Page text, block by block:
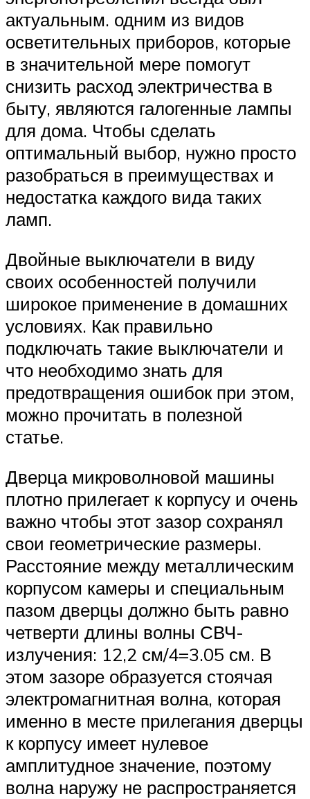
актуальным. одним из видов
осветительных приборов, которые
в значительной мере помогут
снизить расход электричества в
быту, являются галогенные лампы
для дома. Чтобы сделать
оптимальный выбор, нужно просто
разобраться в преимуществах и
недостатка каждого вида таких
ламп.
Двойные выключатели в виду
своих особенностей получили
широкое применение в домашних
условиях. Как правильно
подключать такие выключатели и
что необходимо знать для
предотвращения ошибок при этом,
можно прочитать в полезной
статье.
Дверца микроволновой машины
плотно прилегает к корпусу и очень
важно чтобы этот зазор сохранял
свои геометрические размеры.
Расстояние между металлическим
корпусом камеры и специальным
пазом дверцы должно быть равно
четверти длины волны СВЧ-
излучения: 12,2 см/4=3.05 см. В
этом зазоре образуется стоячая
электромагнитная волна, которая
именно в месте прилегания дверцы
к корпусу имеет нулевое
амплитудное значение, поэтому
волна наружу не распространяется